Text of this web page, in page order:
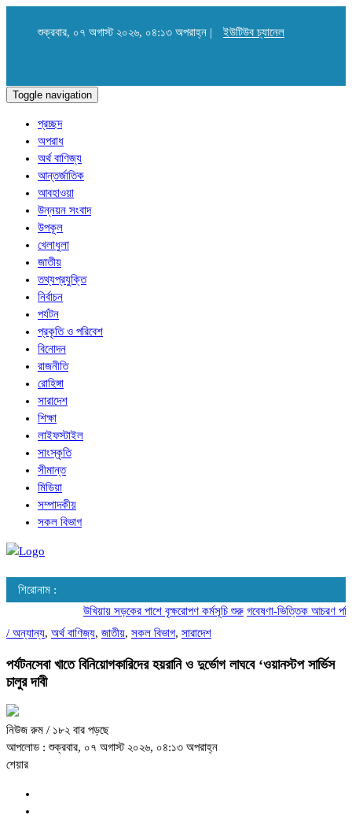
শুক্রবার, ০৭ অগাস্ট ২০২৬, ০৪:১৩ অপরাহ্ন | ইউটিউব চ্যানেল
Toggle navigation
প্রচ্ছদ
অপরাধ
অর্থ বাণিজ্য
আন্তর্জাতিক
আবহাওয়া
উন্নয়ন সংবাদ
উপকূল
খেলাধুলা
জাতীয়
তথ্যপ্রযুক্তি
নির্বাচন
পর্যটন
প্রকৃতি ও পরিবেশ
বিনোদন
রাজনীতি
রোহিঙ্গা
সারাদেশ
শিক্ষা
লাইফস্টাইল
সাংস্কৃতি
সীমান্ত
মিডিয়া
সম্পাদকীয়
সকল বিভাগ
শিরোনাম :
উখিয়ায় সড়কের পাশে বৃক্ষরোপণ কর্মসূচি শুরু গবেষণা-ভিত্তিক আচরণ
/ অন্যান্য, অর্থ বাণিজ্য, জাতীয়, সকল বিভাগ, সারাদেশ
পর্যটনসেবা খাতে বিনিয়োগকারিদের হয়রানি ও দুর্ভোগ লাঘবে ‘ওয়ানস্টপ সার্ভিস
চালুর দাবী
নিউজ রুম / ১৮২ বার পড়ছে
আপলোড : শুক্রবার, ০৭ অগাস্ট ২০২৬, ০৪:১৩ অপরাহ্ন
শেয়ার